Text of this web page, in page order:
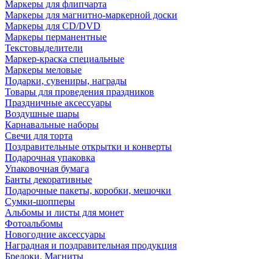
Маркеры для флипчарта
Маркеры для магнитно-маркерной доски
Маркеры для CD/DVD
Маркеры перманентные
Текстовыделители
Маркер-краска специальные
Маркеры меловые
Подарки, сувениры, награды
Товары для проведения праздников
Праздничные аксессуары
Воздушные шары
Карнавальные наборы
Свечи для торта
Поздравительные открытки и конверты
Подарочная упаковка
Упаковочная бумага
Банты декоративные
Подарочные пакеты, коробки, мешочки
Сумки-шопперы
Альбомы и листы для монет
Фотоальбомы
Новогодние аксессуары
Наградная и поздравительная продукция
Брелоки, Магниты